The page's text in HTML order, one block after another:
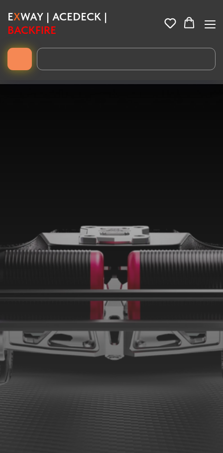
EXWAY | ACEDECK |
BACKFIRE
Купить внедорожный электроскейт Acedeck Nomad N3 с
оригинальный вседорожный борд с запасом хода до 90 км,